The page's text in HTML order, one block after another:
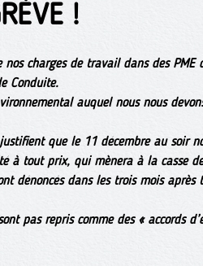
!
charges de travail dans des PME
Conduite.
auquel nous nous
que le 11 décembre au soir
à tout prix, qui mènera à la casse
dénoncés dans les trois mois
pas repris comme des « accords